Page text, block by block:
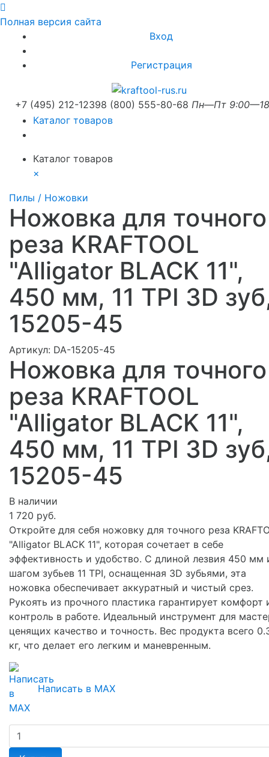
Полная версия сайта
Вход
Регистрация
+7 (495) 212-12398 (800) 555-80-68 Пн—Пт
Каталог товаров
Каталог товаров
×
Пилы / Ножовки
Ножовка для точного
реза KRAFTOOL
"Alligator BLACK 11",
450 мм, 11 TPI 3D
15205-45
Артикул: DA-15205-45
Ножовка для точного
реза KRAFTOOL
"Alligator BLACK 11",
450 мм, 11 TPI 3D
15205-45
В наличии
1 720 руб.
Откройте для себя ножовку для точного реза
"Alligator BLACK 11", которая сочетает в себе
эффективность и удобство. С длиной лезвия 450 мм
шагом зубьев 11 TPI, оснащенная 3D зубьями, эта
ножовка обеспечивает аккуратный и чистый срез.
Рукоять из прочного пластика гарантирует комфорт
контроль в работе. Идеальный инструмент для
ценящих качество и точность. Вес продукта всего
кг, что делает его легким и маневренным.
Написать в MAX